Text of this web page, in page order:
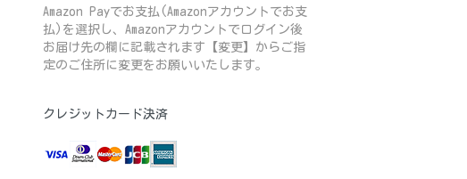
Amazon Payでお支払(Amazonアカウントでお支
払)を選択し、Amazonアカウントでログイン後
お届け先の欄に記載されます【変更】からご指
定のご住所に変更をお願いいたします。
クレジットカード決済